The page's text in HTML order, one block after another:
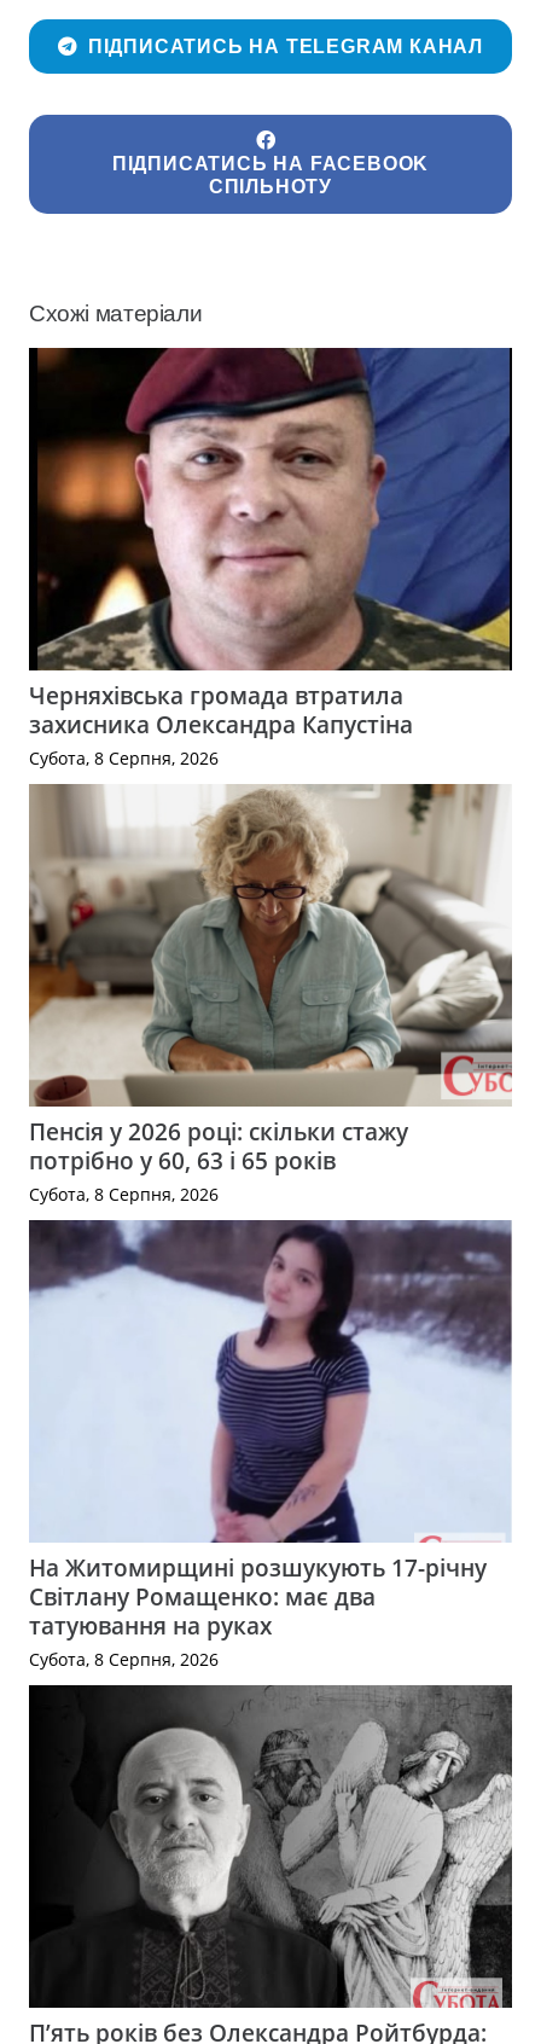
ПІДПИСАТИСЬ НА TELEGRAM КАНАЛ
ПІДПИСАТИСЬ НА FACEBOOK
СПІЛЬНОТУ
Схожі матеріали
Черняхівська громада втратила
захисника Олександра Капустіна
Субота, 8 Серпня, 2026
Пенсія у 2026 році: скільки стажу
потрібно у 60, 63 і 65 років
Субота, 8 Серпня, 2026
На Житомирщині розшукують 17-річну
Світлану Ромащенко: має два
татуювання на руках
Субота, 8 Серпня, 2026
П’ять років без Олександра Ройтбурда: